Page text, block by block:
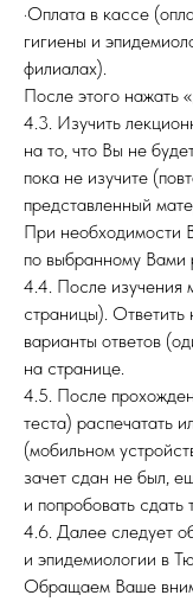
·Оплата в кассе
гигиены и
филиалах).
После этого нажать
4.3. Изучить
на то, что Вы не
пока не изучите
представленный
При необходимости
по выбранному Вами
4.4. После изучения
страницы).
варианты ответов
на странице.
4.5. После
теста) распечатать
(мобильном
зачет сдан не был,
и попробовать сдать
4.6. Далее следует
и эпидемиологии в
Обращаем Ваше